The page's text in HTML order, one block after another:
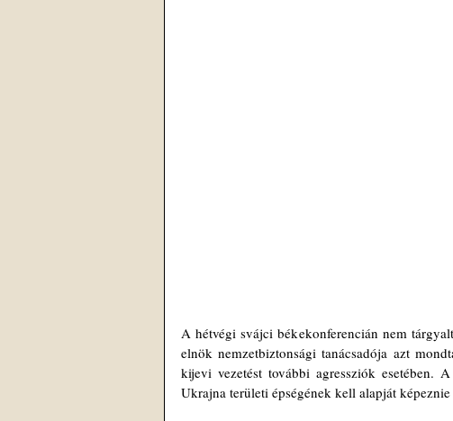
A hétvégi svájci békekonferencián nem
elnök nemzetbiztonsági tanácsadója azt
kijevi vezetést további agressziók esetében.
Ukrajna területi épségének kell alapját